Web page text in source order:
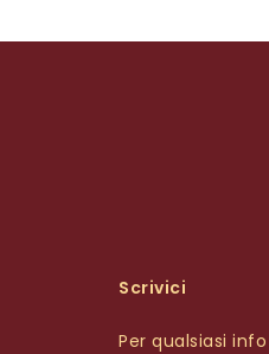
Scrivici
Per qualsiasi